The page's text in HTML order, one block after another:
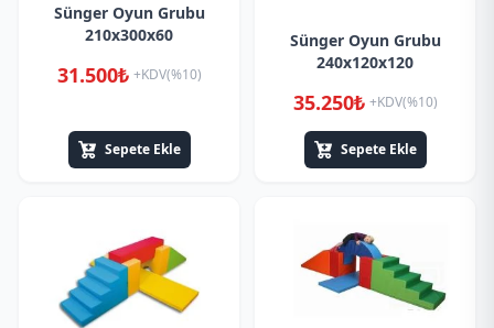
Sünger Oyun Grubu
210x300x60
31.500₺ +KDV(%10)
Sepete Ekle
Sünger Oyun Grubu
240x120x120
35.250₺ +KDV(%10)
Sepete Ekle